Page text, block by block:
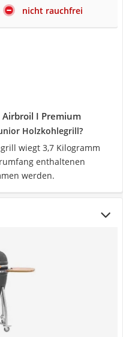
nicht rauchfrei
I Premium
Holzkohlegrill?
wiegt 3,7 Kilogramm
enthaltenen
werden.